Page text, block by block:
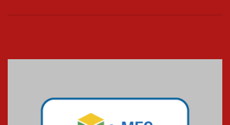
das novas tecnologias em
04.08.2026